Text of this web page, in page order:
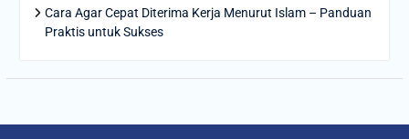
Cara Agar Cepat Diterima Kerja Menurut Islam – Panduan
Praktis untuk Sukses